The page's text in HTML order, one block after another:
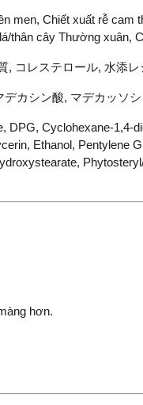
men, Chiết xuất rễ
thân cây Thường
, コレステロール, 水添
カシン酸, マデカッソ
DPG, Cyclohexane-
Ethanol,
hơn.